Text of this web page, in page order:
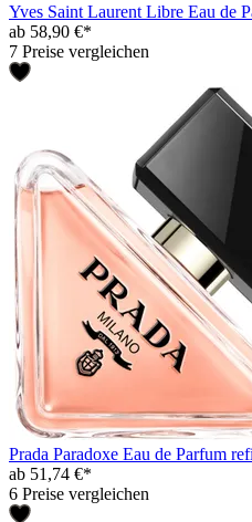
Yves Saint Laurent Libre Eau de
ab 58,90 €*
7 Preise vergleichen
Prada Paradoxe Eau de Parfum
ab 51,74 €*
6 Preise vergleichen